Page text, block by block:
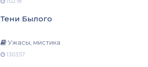
Тени Былого
Ужасы, мистика
13:03:57